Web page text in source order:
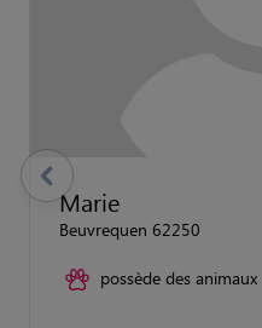
Marie
Beuvrequen 62250
possède des animaux
previous